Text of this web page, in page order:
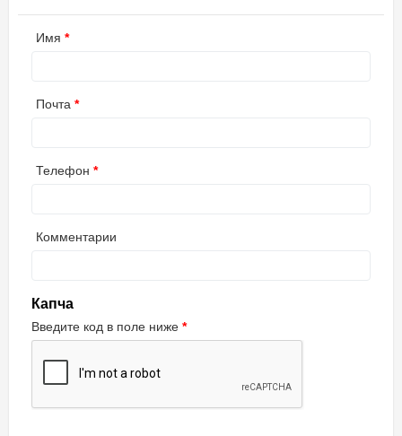
Имя
Почта
Телефон
Комментарии
Капча
Введите код в поле ниже